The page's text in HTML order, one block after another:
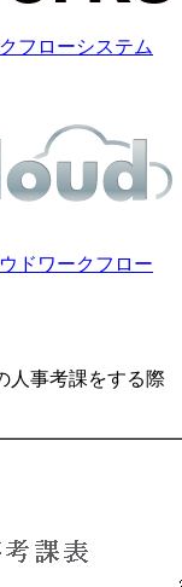
フローシステム
ドワークフロー
人事考課をする際